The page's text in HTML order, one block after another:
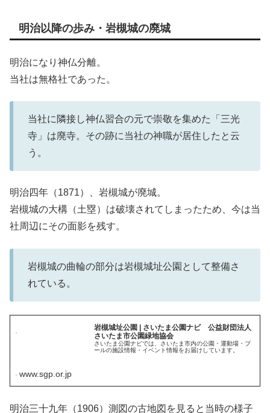
明治以降の歩み・岩槻城の廃城
明治になり神仏分離。
当社は無格社であった。
当社に隣接し神仏習合の元で崇敬を集めた「三光
寺」は廃寺。その跡に当社の神職が居住したと云
う。
明治四年（1871）、岩槻城が廃城。
岩槻城の大構（土塁）は破壊されてしまったため、今は当
社周辺にその面影を残す。
岩槻城の曲輪の部分は岩槻城址公園として整備さ
れている。
岩槻城址公園 | さいたま公園ナビ 公益財団法人
さいたま市公園緑地協会
さいたま公園ナビでは、さいたま市内の公園・運動場・プ
ールの施設情報・イベント情報をお届けしています。
www.sgp.or.jp
明治三十九年（1906）測図の古地図を見ると当時の様子